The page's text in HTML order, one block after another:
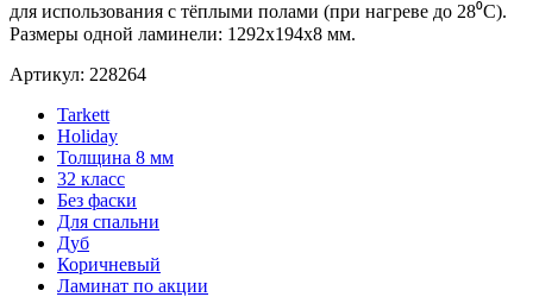
для использования с тёплыми полами (при нагреве до 28⁰С).
Размеры одной ламинели: 1292x194x8 мм.
Артикул: 228264
Tarkett
Holiday
Толщина 8 мм
32 класс
Без фаски
Для спальни
Дуб
Коричневый
Ламинат по акции